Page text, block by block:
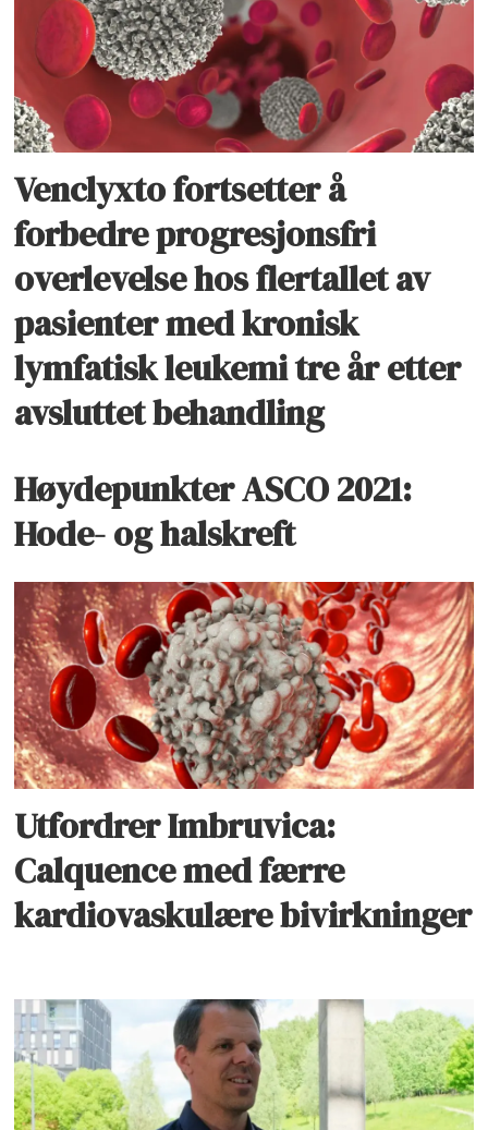
Venclyxto fortsetter å
forbedre progresjonsfri
overlevelse hos flertallet av
pasienter med kronisk
lymfatisk leukemi tre år etter
avsluttet behandling
Høydepunkter ASCO 2021:
Hode- og halskreft
Utfordrer Imbruvica:
Calquence med færre
kardiovaskulære bivirkninger